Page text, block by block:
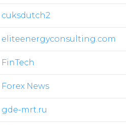
cuksdutch2
eliteenergyconsulting.com
FinTech
Forex News
gde-mrt.ru